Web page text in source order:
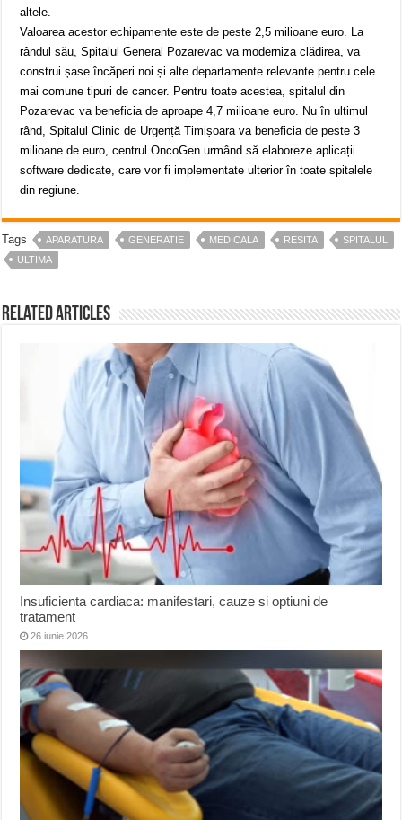
altele.
Valoarea acestor echipamente este de peste 2,5 milioane euro. La
rândul său, Spitalul General Pozarevac va moderniza clădirea, va
construi șase încăperi noi și alte departamente relevante pentru cele
mai comune tipuri de cancer. Pentru toate acestea, spitalul din
Pozarevac va beneficia de aproape 4,7 milioane euro. Nu în ultimul
rând, Spitalul Clinic de Urgență Timișoara va beneficia de peste 3
milioane de euro, centrul OncoGen urmând să elaboreze aplicații
software dedicate, care vor fi implementate ulterior în toate spitalele
din regiune.
Tags APARATURA GENERATIE MEDICALA RESITA
SPITALUL
ULTIMA
Related Articles
Insuficienta cardiaca: manifestari, cauze si optiuni de
tratament
26 iunie 2026